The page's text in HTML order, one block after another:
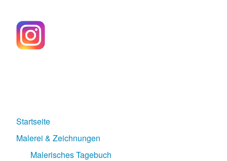
Startseite
Malerei & Zeichnungen
Malerisches Tagebuch